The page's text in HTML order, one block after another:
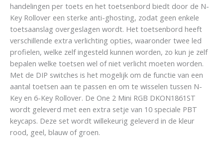
handelingen per toets en het toetsenbord biedt door de N-
Key Rollover een sterke anti-ghosting, zodat geen enkele
toetsaanslag overgeslagen wordt. Het toetsenbord heeft
verschillende extra verlichting opties, waaronder twee led
profielen, welke zelf ingesteld kunnen worden, zo kun je zelf
bepalen welke toetsen wel of niet verlicht moeten worden.
Met de DIP switches is het mogelijk om de functie van een
aantal toetsen aan te passen en om te wisselen tussen N-
Key en 6-Key Rollover. De One 2 Mini RGB DKON1861ST
wordt geleverd met een extra setje van 10 speciale PBT
keycaps. Deze set wordt willekeurig geleverd in de kleur
rood, geel, blauw of groen.